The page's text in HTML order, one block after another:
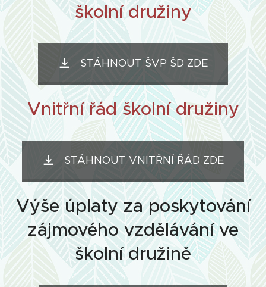
školní družiny
STÁHNOUT ŠVP ŠD ZDE
Vnitřní řád školní družiny
STÁHNOUT VNITŘNÍ ŘÁD ZDE
Výše úplaty za poskytování
zájmového vzdělávání ve
školní družině